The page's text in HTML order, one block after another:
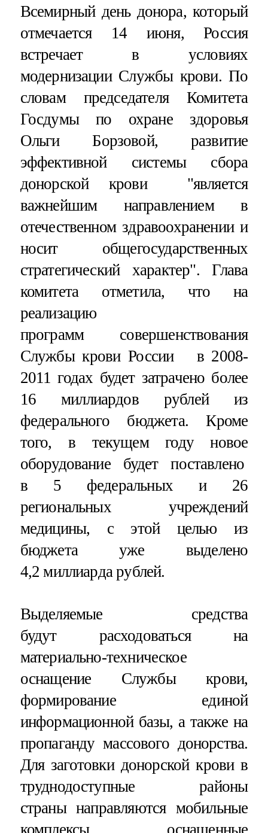
Всемирный день донора, который
отмечается 14 июня, Россия
встречает в условиях
модернизации Службы крови. По
словам председателя Комитета
Госдумы по охране здоровья
Ольги Борзовой, развитие
эффективной системы сбора
донорской крови "является
важнейшим направлением в
отечественном здравоохранении и
носит общегосударственных
стратегический характер". Глава
комитета отметила, что на
реализацию
программ совершенствования
Службы крови России в 2008-
2011 годах будет затрачено более
16 миллиардов рублей из
федерального бюджета. Кроме
того, в текущем году новое
оборудование будет поставлено
в 5 федеральных и 26
региональных учреждений
медицины, с этой целью из
бюджета уже выделено
4,2 миллиарда рублей.
Выделяемые средства
будут расходоваться на
материально-техническое
оснащение Службы крови,
формирование единой
информационной базы, а также на
пропаганду массового донорства.
Для заготовки донорской крови в
труднодоступные районы
страны направляются мобильные
комплексы, оснащенные